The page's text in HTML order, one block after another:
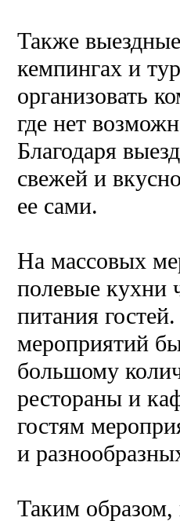
Также
кемпингах и
организовать
где нет
Благодаря
свежей и
ее сами.
На массовых
полевые кухни
питания
мероприятий
большому
рестораны и
гостям
и
Таким образом,